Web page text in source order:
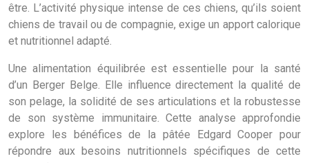
être. L’activité physique intense de ces chiens, qu’ils soient
chiens de travail ou de compagnie, exige un apport calorique
et nutritionnel adapté.
Une alimentation équilibrée est essentielle pour la santé
d’un Berger Belge. Elle influence directement la qualité de
son pelage, la solidité de ses articulations et la robustesse
de son système immunitaire. Cette analyse approfondie
explore les bénéfices de la pâtée Edgard Cooper pour
répondre aux besoins nutritionnels spécifiques de cette